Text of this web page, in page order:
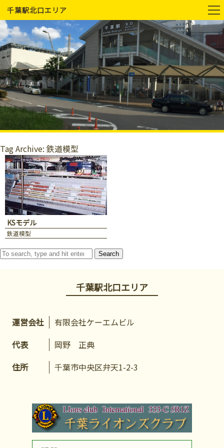
千葉駅北口エリア
Tag Archive: 鉄道模型
KSモデル
鉄道模型
Search
千葉駅北口エリア
運営会社
有限会社ケーエムビル
代表
岡野 正典
住所
千葉市中央区弁天1-2-3